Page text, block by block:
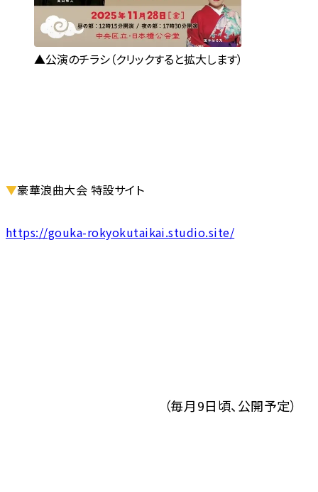
公演のチラシ（クリックすると拡大します）
▼豪華浪曲大会 特設サイト
https://gouka-rokyokutaikai.studio.site/
（毎月9日頃、公開予定）